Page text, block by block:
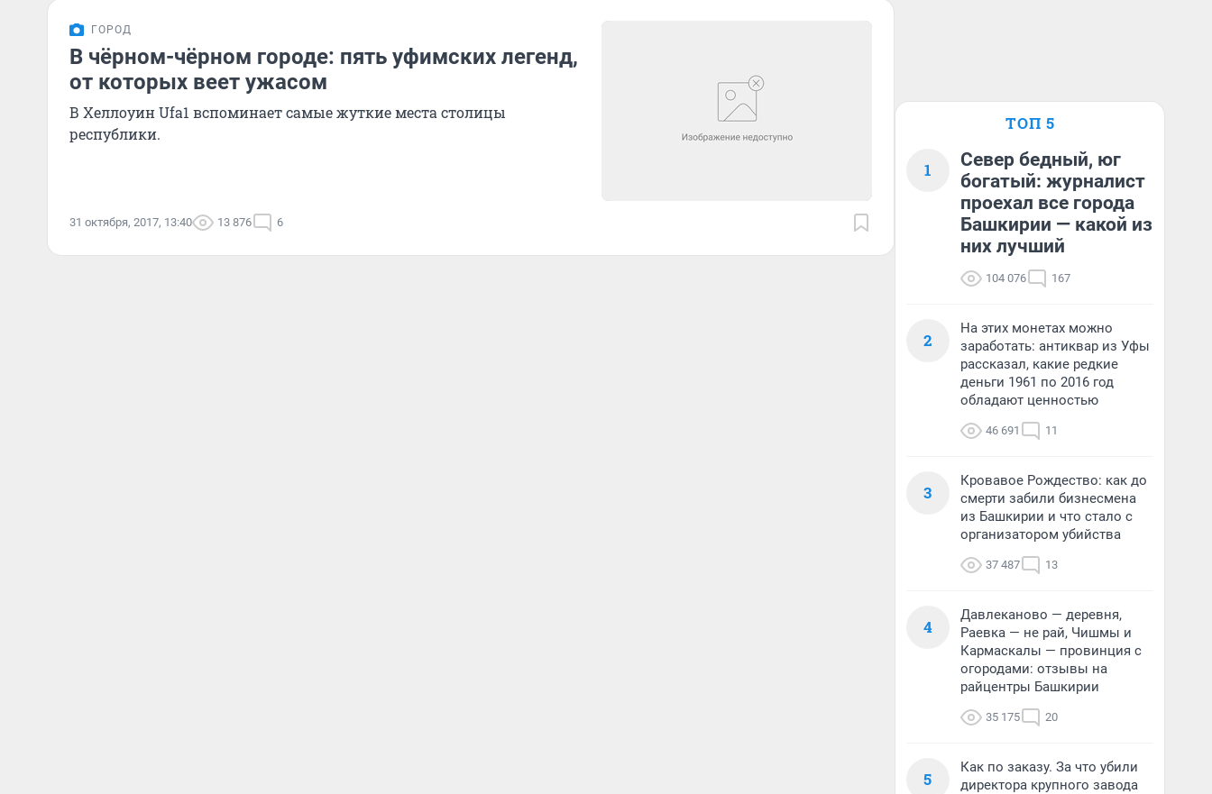
ГОРОД
В чёрном-чёрном городе: пять уфимских легенд,
от которых веет ужасом
В Хеллоуин Ufa1 вспоминает самые жуткие места столицы
республики.
31 октября, 2017, 13:40 13 876 6
ТОП 5
1
Север бедный, юг
богатый: журналист
проехал все города
Башкирии — какой из
них лучший
104 076 167
2
На этих монетах можно
заработать: антиквар из Уфы
рассказал, какие редкие
деньги 1961 по 2016 год
обладают ценностью
46 691 11
3
Кровавое Рождество: как до
смерти забили бизнесмена
из Башкирии и что стало с
организатором убийства
37 487 13
4
Давлеканово — деревня,
Раевка — не рай, Чишмы и
Кармаскалы — провинция с
огородами: отзывы на
райцентры Башкирии
35 175 20
5
Как по заказу. За что убили
директора крупного завода